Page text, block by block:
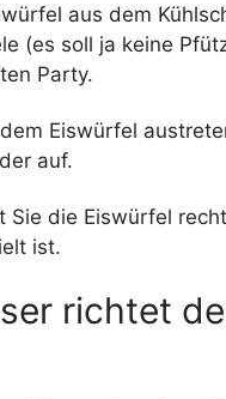
aus dem
(es soll ja keine
Party.
Eiswürfel
auf.
Sie die Eiswürfel
ist.
richtet